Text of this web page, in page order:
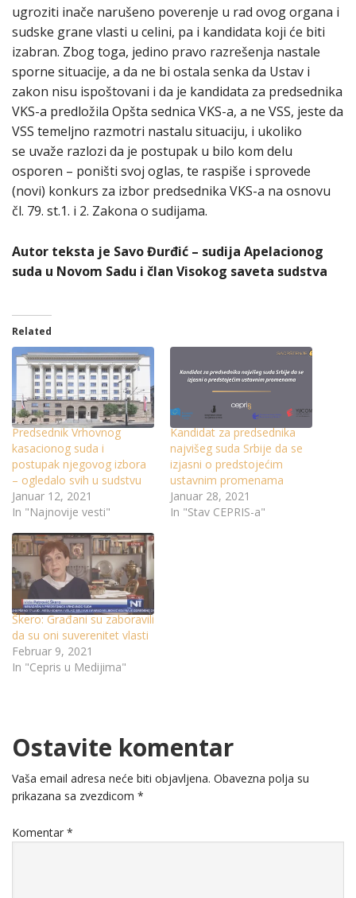
ugroziti inače narušeno poverenje u rad ovog organa i
sudske grane vlasti u celini, pa i kandidata koji će biti
izabran. Zbog toga, jedino pravo razrešenja nastale
sporne situacije, a da ne bi ostala senka da Ustav i
zakon nisu ispoštovani i da je kandidata za predsednika
VKS-a predložila Opšta sednica VKS-a, a ne VSS, jeste da
VSS temeljno razmotri nastalu situaciju, i ukoliko
se uvaže razlozi da je postupak u bilo kom delu
osporen – poništi svoj oglas, te raspiše i sprovede
(novi) konkurs za izbor predsednika VKS-a na osnovu
čl. 79. st.1. i 2. Zakona o sudijama.
Autor teksta je Savo Đurđić – sudija Apelacionog
suda u Novom Sadu i član Visokog saveta sudstva
Related
Predsednik Vrhovnog
kasacionog suda i
postupak njegovog izbora
– ogledalo svih u sudstvu
Januar 12, 2021
In "Najnovije vesti"
Kandidat za predsednika
najvišeg suda Srbije da se
izjasni o predstojećim
ustavnim promenama
Januar 28, 2021
In "Stav CEPRIS-a"
Škero: Građani su zaboravili
da su oni suverenitet vlasti
Februar 9, 2021
In "Cepris u Medijima"
Ostavite komentar
Vaša email adresa neće biti objavljena. Obavezna polja su
prikazana sa zvezdicom *
Komentar *